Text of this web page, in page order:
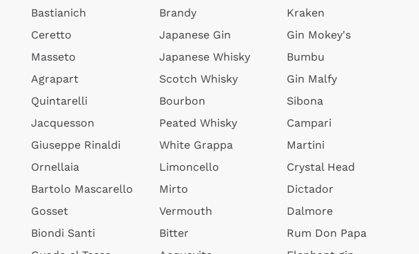
Bastianich
Ceretto
Masseto
Agrapart
Quintarelli
Jacquesson
Giuseppe Rinaldi
Ornellaia
Bartolo Mascarello
Gosset
Biondi Santi
Brandy
Japanese Gin
Japanese Whisky
Scotch Whisky
Bourbon
Peated Whisky
White Grappa
Limoncello
Mirto
Vermouth
Bitter
Kraken
Gin Mokey's
Bumbu
Gin Malfy
Sibona
Campari
Martini
Crystal Head
Dictador
Dalmore
Rum Don Papa